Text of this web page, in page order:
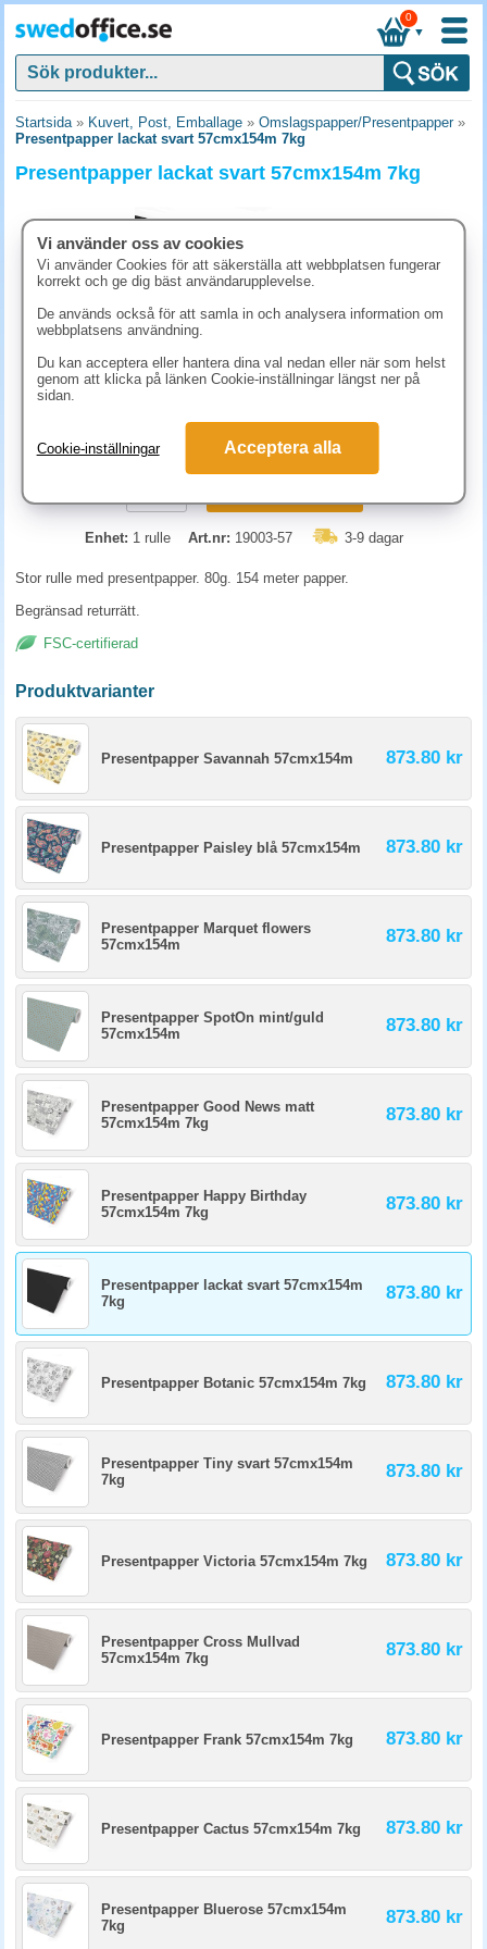
▼
0
Startsida» Kuvert, Post, Emballage » Omslagspapper/Presentpapper»
Presentpapper lackat svart 57cmx154m 7kg
Presentpapper lackat svart 57cmx154m 7kg
873.80 kr (inkl. moms)
Enhet: 1 rulle Art.nr: 19003-57 3-9 dagar
Stor rulle med presentpapper. 80g. 154 meter papper.
Begränsad returrätt.
FSC-certifierad
Produktvarianter
Presentpapper Savannah 57cmx154m 873.80 kr
Presentpapper Paisley blå 57cmx154m 873.80 kr
Presentpapper Marquet flowers
57cmx154m
873.80 kr
Presentpapper SpotOn mint/guld
57cmx154m
873.80 kr
Presentpapper Good News matt
57cmx154m 7kg
873.80 kr
Presentpapper Happy Birthday
57cmx154m 7kg
873.80 kr
Presentpapper lackat svart 57cmx154m
7kg
873.80 kr
Presentpapper Botanic 57cmx154m 7kg 873.80 kr
Presentpapper Tiny svart 57cmx154m
7kg
873.80 kr
Presentpapper Victoria 57cmx154m 7kg 873.80 kr
Presentpapper Cross Mullvad
57cmx154m 7kg
873.80 kr
Presentpapper Frank 57cmx154m 7kg 873.80 kr
Presentpapper Cactus 57cmx154m 7kg 873.80 kr
Presentpapper Bluerose 57cmx154m
7kg
873.80 kr
Vi använder oss av cookies
Vi använder Cookies för att säkerställa att webbplatsen fungerar
korrekt och ge dig bäst användarupplevelse.
De används också för att samla in och analysera information om
webbplatsens användning.
Du kan acceptera eller hantera dina val nedan eller när som helst
genom att klicka på länken Cookie-inställningar längst ner på
sidan.
Cookie-inställningar Acceptera alla